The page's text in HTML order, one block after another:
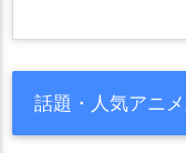
話題・人気アニ